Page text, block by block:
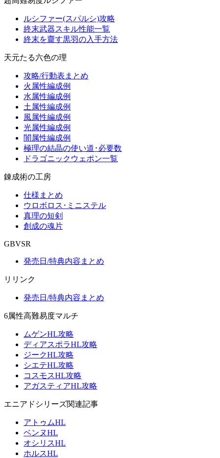
ルシファー(スパルシ)攻略
終末武器スキル性能一覧
終末を齎す黒羽の入手方法
天元たる六色の理
攻略/行動表まとめ
火属性編成例
水属性編成例
土属性編成例
風属性編成例
光属性編成例
闇属性編成例
極理の結晶の使い道･必要数
ドラゴニックウェポン一覧
錬成術の工房
仕様まとめ
ウロボロス･ミニステル
真理の短剣
創成の魂片
GBVSR
発売日/特典内容まとめ
リリンク
発売日/特典内容まとめ
6属性高難易度マルチ
ムゲンHL攻略
ディアスポラHL攻略
ジークHL攻略
シエテHL攻略
コスモスHL攻略
アガスティアHL攻略
エニアドシリーズ関連記事
アトゥムHL
ベンヌHL
オシリスHL
ホルスHL